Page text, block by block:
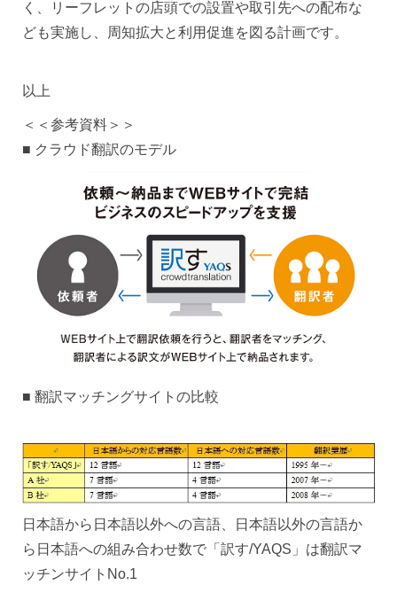
く、リーフレットの店頭での設置や取引先への配布な
ども実施し、周知拡大と利用促進を図る計画です。
以上
＜＜参考資料＞＞
■ クラウド翻訳のモデル
■ 翻訳マッチングサイトの比較
日本語から日本語以外への言語、日本語以外の言語か
ら日本語への組み合わせ数で「訳す/YAQS」は翻訳マ
ッチンサイトNo.1